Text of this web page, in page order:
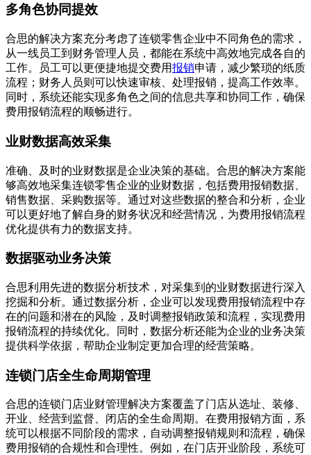
多角色协同提效
合思的解决方案充分考虑了连锁零售企业中不同角色的需求，
从一线员工到财务管理人员，都能在系统中高效地完成各自的
工作。员工可以更便捷地提交费用报销申请，减少繁琐的纸质
流程；财务人员则可以快速审核、处理报销，提高工作效率。
同时，系统还能实现多角色之间的信息共享和协同工作，确保
费用报销流程的顺畅进行。
业财数据高效采集
准确、及时的业财数据是企业决策的基础。合思的解决方案能
够高效地采集连锁零售企业的业财数据，包括费用报销数据、
销售数据、采购数据等。通过对这些数据的整合和分析，企业
可以更好地了解自身的财务状况和经营情况，为费用报销流程
优化提供有力的数据支持。
数据驱动业务决策
合思利用先进的数据分析技术，对采集到的业财数据进行深入
挖掘和分析。通过数据分析，企业可以发现费用报销流程中存
在的问题和潜在的风险，及时调整报销政策和流程，实现费用
报销流程的持续优化。同时，数据分析还能为企业的业务决策
提供科学依据，帮助企业制定更加合理的经营策略。
连锁门店全生命周期管理
合思的连锁门店业财管理解决方案覆盖了门店从选址、装修、
开业、经营到监督、闭店的全生命周期。在费用报销方面，系
统可以根据不同阶段的需求，自动调整报销规则和流程，确保
费用报销的合规性和合理性。例如，在门店开业阶段，系统可